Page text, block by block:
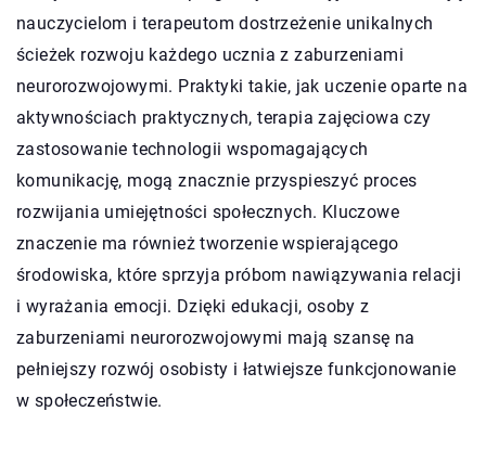
nauczycielom i terapeutom dostrzeżenie unikalnych
ścieżek rozwoju każdego ucznia z zaburzeniami
neurorozwojowymi. Praktyki takie, jak uczenie oparte na
aktywnościach praktycznych, terapia zajęciowa czy
zastosowanie technologii wspomagających
komunikację, mogą znacznie przyspieszyć proces
rozwijania umiejętności społecznych. Kluczowe
znaczenie ma również tworzenie wspierającego
środowiska, które sprzyja próbom nawiązywania relacji
i wyrażania emocji. Dzięki edukacji, osoby z
zaburzeniami neurorozwojowymi mają szansę na
pełniejszy rozwój osobisty i łatwiejsze funkcjonowanie
w społeczeństwie.